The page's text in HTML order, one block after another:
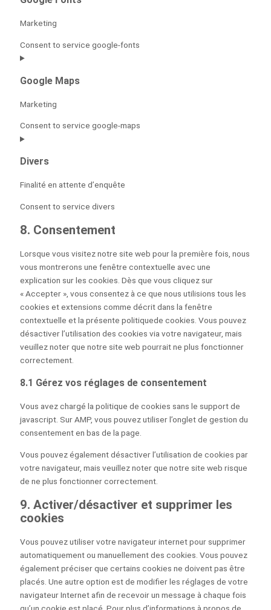
Marketing
Consent to service google-fonts
Google Maps
Marketing
Consent to service google-maps
Divers
Finalité en attente d’enquête
Consent to service divers
8. Consentement
Lorsque vous visitez notre site web pour la première fois, nous
vous montrerons une fenêtre contextuelle avec une
explication sur les cookies. Dès que vous cliquez sur
« Accepter », vous consentez à ce que nous utilisions tous les
cookies et extensions comme décrit dans la fenêtre
contextuelle et la présente politiquede cookies. Vous pouvez
désactiver l’utilisation des cookies via votre navigateur, mais
veuillez noter que notre site web pourrait ne plus fonctionner
correctement.
8.1 Gérez vos réglages de consentement
Vous avez chargé la politique de cookies sans le support de
javascript. Sur AMP, vous pouvez utiliser l’onglet de gestion du
consentement en bas de la page.
Vous pouvez également désactiver l’utilisation de cookies par
votre navigateur, mais veuillez noter que notre site web risque
de ne plus fonctionner correctement.
9. Activer/désactiver et supprimer les
cookies
Vous pouvez utiliser votre navigateur internet pour supprimer
automatiquement ou manuellement des cookies. Vous pouvez
également préciser que certains cookies ne doivent pas être
placés. Une autre option est de modifier les réglages de votre
navigateur Internet afin de recevoir un message à chaque fois